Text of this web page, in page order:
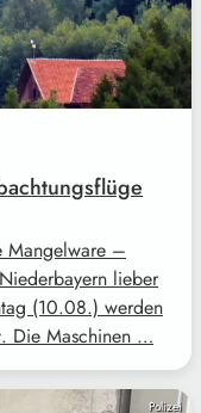
Mangelware –
lieber
(10.08.) werden
Die Maschinen …
Polizei